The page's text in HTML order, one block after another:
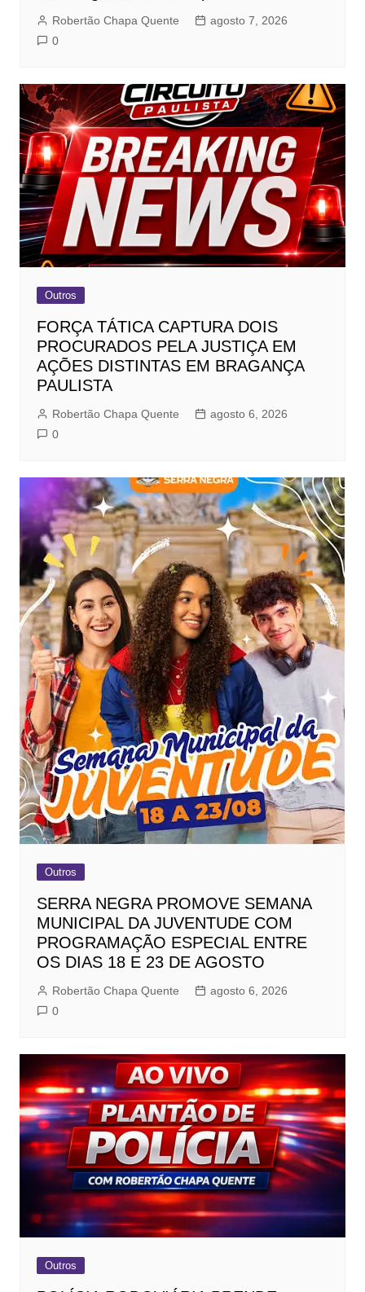
Robertão Chapa Quente
agosto 7, 2026
0
Outros
FORÇA TÁTICA CAPTURA DOIS
PROCURADOS PELA JUSTIÇA EM
AÇÕES DISTINTAS EM BRAGANÇA
PAULISTA
Robertão Chapa Quente
agosto 6, 2026
0
Outros
SERRA NEGRA PROMOVE SEMANA
MUNICIPAL DA JUVENTUDE COM
PROGRAMAÇÃO ESPECIAL ENTRE
OS DIAS 18 E 23 DE AGOSTO
Robertão Chapa Quente
agosto 6, 2026
0
Outros